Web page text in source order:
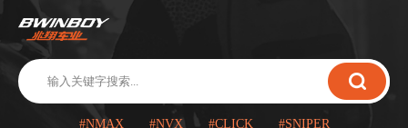
#NMAX #NVX #CLICK #SNIPER